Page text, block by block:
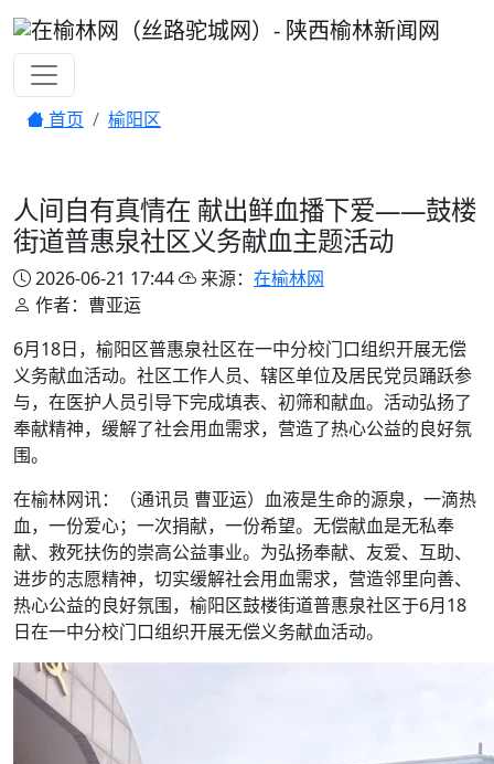
首页 榆阳区
人间自有真情在 献出鲜血播下爱——鼓楼
街道普惠泉社区义务献血主题活动
2026-06-21 17:44 来源： 在榆林网
作者：曹亚运
6月18日，榆阳区普惠泉社区在一中分校门口组织开展无偿
义务献血活动。社区工作人员、辖区单位及居民党员踊跃参
与，在医护人员引导下完成填表、初筛和献血。活动弘扬了
奉献精神，缓解了社会用血需求，营造了热心公益的良好氛
围。
在榆林网讯：（通讯员 曹亚运）血液是生命的源泉，一滴热
血，一份爱心；一次捐献，一份希望。无偿献血是无私奉
献、救死扶伤的崇高公益事业。为弘扬奉献、友爱、互助、
进步的志愿精神，切实缓解社会用血需求，营造邻里向善、
热心公益的良好氛围，榆阳区鼓楼街道普惠泉社区于6月18
日在一中分校门口组织开展无偿义务献血活动。